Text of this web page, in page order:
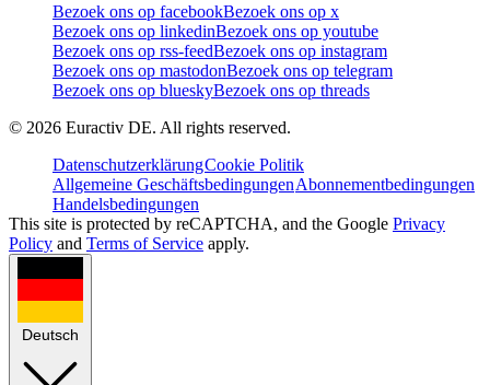
Bezoek ons op facebookBezoek ons op x
Bezoek ons op linkedinBezoek ons op youtube
Bezoek ons op rss-feedBezoek ons op instagram
Bezoek ons op mastodonBezoek ons op telegram
Bezoek ons op blueskyBezoek ons op threads
© 2026 Euractiv DE. All rights reserved.
DatenschutzerklärungCookie Politik
Allgemeine GeschäftsbedingungenAbonnementbedingungen
Handelsbedingungen
This site is protected by reCAPTCHA, and the Google Privacy
Policy and Terms of Service apply.
Deutsch